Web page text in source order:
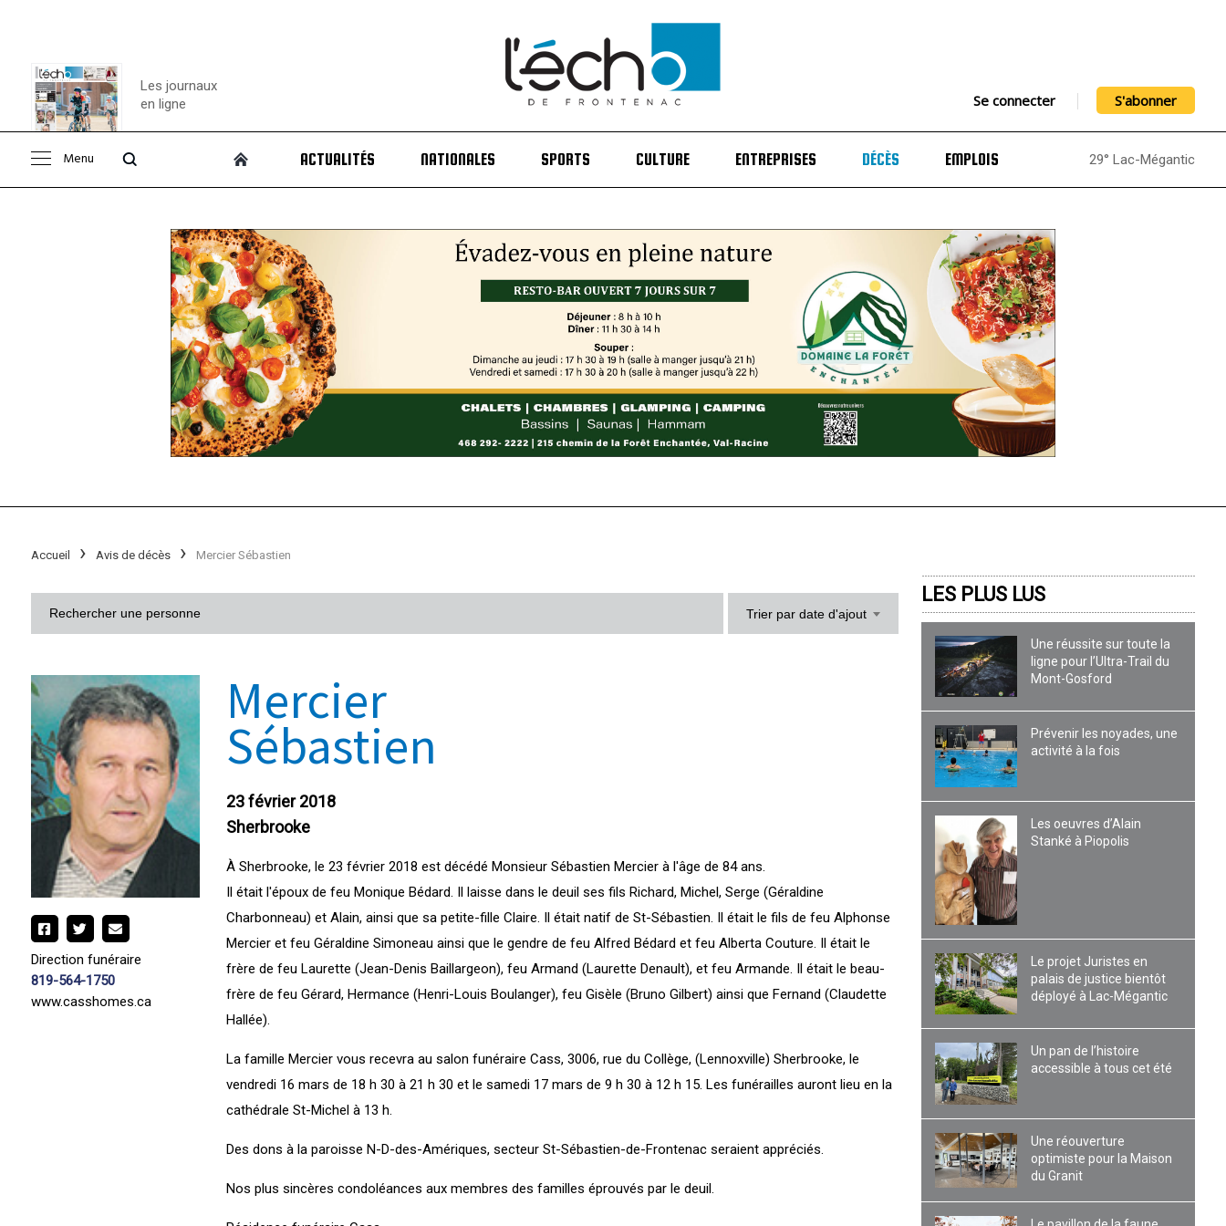
Consulter le
Les journaux
en ligne
Se connecter S'abonner
Menu ACTUALITÉS NATIONALES SPORTS CULTURE ENTREPRISES DÉCÈS EMPLOIS 29° Lac-Mégantic
Accueil Avis de décès Mercier Sébastien
Trier par date d'ajout
Direction funéraire
819-564-1750
www.casshomes.ca
Mercier
Sébastien
23 février 2018
Sherbrooke
À Sherbrooke, le 23 février 2018 est décédé Monsieur Sébastien Mercier à l'âge de 84 ans.
Il était l'époux de feu Monique Bédard. Il laisse dans le deuil ses fils Richard, Michel, Serge (Géraldine
Charbonneau) et Alain, ainsi que sa petite-fille Claire. Il était natif de St-Sébastien. Il était le fils de feu Alphonse
Mercier et feu Géraldine Simoneau ainsi que le gendre de feu Alfred Bédard et feu Alberta Couture. Il était le
frère de feu Laurette (Jean-Denis Baillargeon), feu Armand (Laurette Denault), et feu Armande. Il était le beau-
frère de feu Gérard, Hermance (Henri-Louis Boulanger), feu Gisèle (Bruno Gilbert) ainsi que Fernand (Claudette
Hallée).
La famille Mercier vous recevra au salon funéraire Cass, 3006, rue du Collège, (Lennoxville) Sherbrooke, le
vendredi 16 mars de 18 h 30 à 21 h 30 et le samedi 17 mars de 9 h 30 à 12 h 15. Les funérailles auront lieu en la
cathédrale St-Michel à 13 h.
Des dons à la paroisse N-D-des-Amériques, secteur St-Sébastien-de-Frontenac seraient appréciés.
Nos plus sincères condoléances aux membres des familles éprouvés par le deuil.
LES PLUS LUS
Une réussite sur toute la
ligne pour l’Ultra-Trail du
Mont-Gosford
Prévenir les noyades, une
activité à la fois
Les oeuvres d’Alain
Stanké à Piopolis
Le projet Juristes en
palais de justice bientôt
déployé à Lac-Mégantic
Un pan de l’histoire
accessible à tous cet été
Une réouverture
optimiste pour la Maison
du Granit